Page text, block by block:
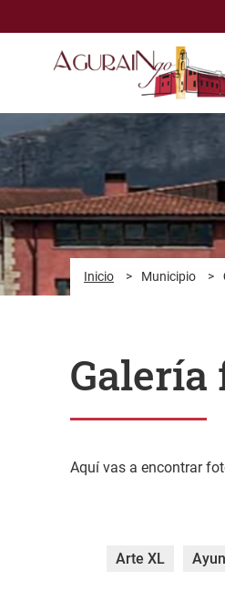
Inicio > Municipio >
Galería
Aquí vas a encontrar
Arte XL